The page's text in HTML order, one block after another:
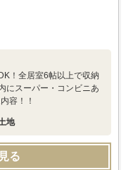
！全居室6帖以上で収納
にスーパー・コンビニあ
容！！
地
る